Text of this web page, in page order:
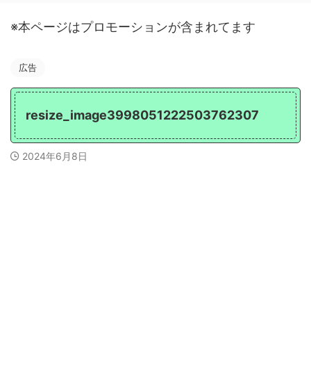
※本ページはプロモーションが含まれてます
広告
resize_image3998051222503762307
2024年6月8日